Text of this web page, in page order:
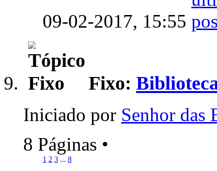
09-02-2017, 15:55
Fixo:
Iniciado por Senhor das
8 Páginas •
1 2 3 ... 8